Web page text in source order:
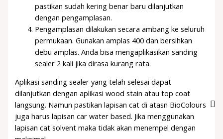
pastikan sudah kering benar baru dilanjutkan
dengan pengamplasan.
Pengamplasan dilakukan secara ambang ke seluruh
permukaan. Gunakan amplas 400 dan bersihkan
debu amplas. Anda bisa mengaplikasikan sanding
sealer 2 kali jika dirasa kurang rata.
Aplikasi sanding sealer yang telah selesai dapat
dilanjutkan dengan aplikasi wood stain atau top coat
langsung. Namun pastikan lapisan cat di atasn BioColours
juga harus lapisan car water based. Jika menggunakan
lapisan cat solvent maka tidak akan menempel dengan